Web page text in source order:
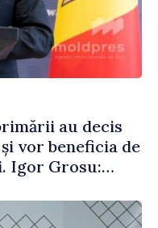
au decis
vor beneficia de
Igor Grosu:
se dezvolte”